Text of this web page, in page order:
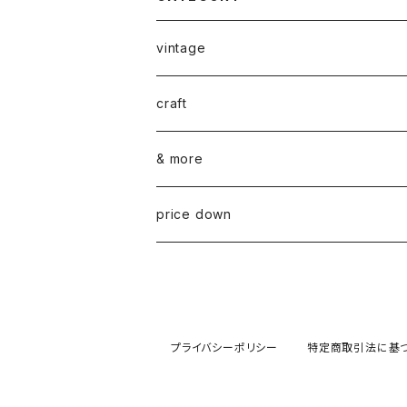
vintage
ceramics
ARABIA
GUSTAVSBERG
glass
NUUTAJÄRVI
fabric
craft
染め花Horry
山口 和宏 木の器
& more
wear
price down
プライバシーポリシー 特定商取引法に基